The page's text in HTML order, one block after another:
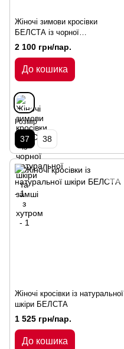
Жіночі зимови кросівки
БЕЛСТА із чорної
натуральної шкіри та замші з
2 100 грн/пар.
До кошика
Розмір
37 38
Жіночі кросівки із натуральної
шкіри БЕЛСТА
1 525 грн/пар.
До кошика